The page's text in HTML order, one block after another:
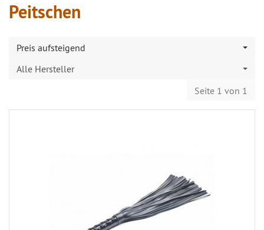
Peitschen
Preis aufsteigend
Alle Hersteller
Seite 1 von 1